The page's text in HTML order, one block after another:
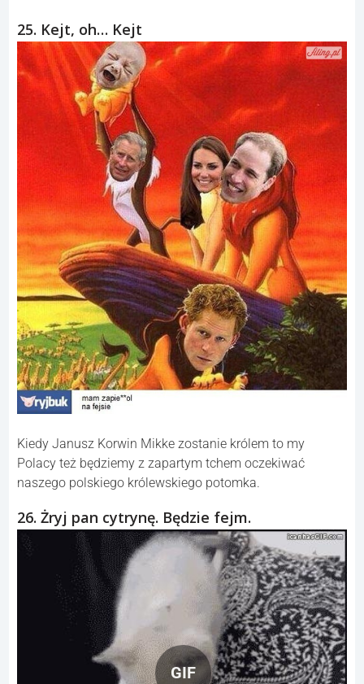
25. Kejt, oh… Kejt
Kiedy Janusz Korwin Mikke zostanie królem to my
Polacy też będziemy z zapartym tchem oczekiwać
naszego polskiego królewskiego potomka.
26. Żryj pan cytrynę. Będzie fejm.
GIF